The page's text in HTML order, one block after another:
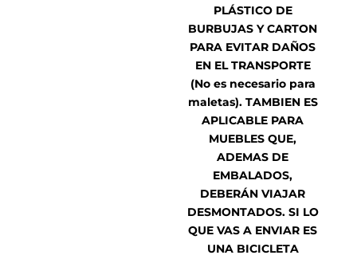
PLÁSTICO DE
BURBUJAS Y CARTON
PARA EVITAR DAÑOS
EN EL TRANSPORTE
(No es necesario para
maletas). TAMBIEN ES
APLICABLE PARA
MUEBLES QUE,
ADEMAS DE
EMBALADOS,
DEBERÁN VIAJAR
DESMONTADOS. SI LO
QUE VAS A ENVIAR ES
UNA BICICLETA